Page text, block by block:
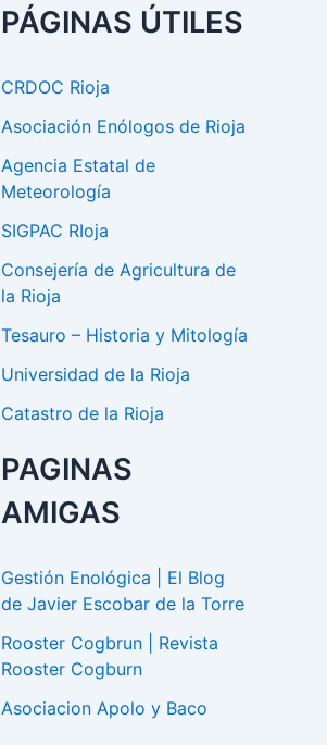
c
a
o
r
PÁGINAS ÚTILES
CRDOC Rioja
Asociación Enólogos de Rioja
Agencia Estatal de
Meteorología
SIGPAC RIoja
Consejería de Agricultura de
la Rioja
Tesauro – Historia y Mitología
Universidad de la Rioja
Catastro de la Rioja
PAGINAS
AMIGAS
Gestión Enológica | El Blog
de Javier Escobar de la Torre
Rooster Cogbrun | Revista
Rooster Cogburn
Asociacion Apolo y Baco